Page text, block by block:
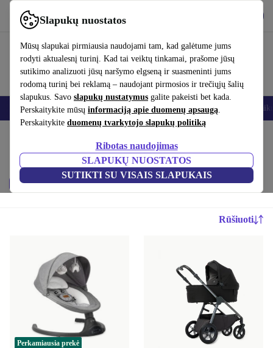
Slapukų nuostatos
Mūsų slapukai pirmiausia naudojami tam, kad galėtume jums
rodyti aktualesnį turinį. Kad tai veiktų tinkamai, prašome jūsų
sutikimo analizuoti jūsų naršymo elgseną ir suasmeninti jums
rodomą turinį bei reklamą – naudojant pirmosios ir trečiųjų šalių
slapukus. Savo slapukų nustatymus galite pakeisti bet kada.
Perskaitykite mūsų informaciją apie duomenų apsaugą.
Perskaitykite duomenų tvarkytojo slapukų politiką
Ribotas naudojimas
SLAPUKŲ NUOSTATOS
SUTIKTI SU VISAIS SLAPUKAIS
Naudok refurbed greitai ir paprastai
Išmanieji telefonai Nešiojamieji kompiuteriai Planšetės Išmanieji
Kūdikiai ir vaikai:
Kaina Prekės ženklas Filtras
Rūšiuoti
Perkamiausia prekė